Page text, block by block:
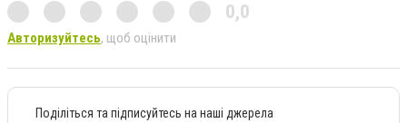
0,0
Авторизуйтесь, щоб оцінити
Поділіться та підписуйтесь на наші джерела